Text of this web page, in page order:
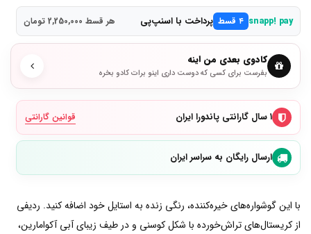
snapp! pay ۴ قسط پرداخت با اسنپ‌پی هر قسط 2,250,000 تومان
کادوی بعدی من اینه
بفرست برای کسی که دوست داری اینو برات کادو بخره
۱ سال گارانتی پاندورا ایران قوانین گارانتی
ارسال رایگان به سراسر ایران
با این گوشواره‌های خیره‌کننده، رنگی زنده به استایل خود اضافه کنید. ردیفی
از کریستال‌های تراش‌خورده با شکل کوسنی و در طیف زیبای آبی آکوامارین،